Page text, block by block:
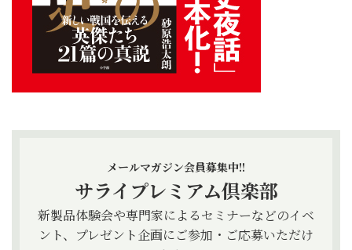
メールマガジン会員募集中!!
サライプレミアム倶楽部
新製品体験会や専門家によるセミナーなどのイベ
ント、プレゼント企画にご参加・ご応募いただけ